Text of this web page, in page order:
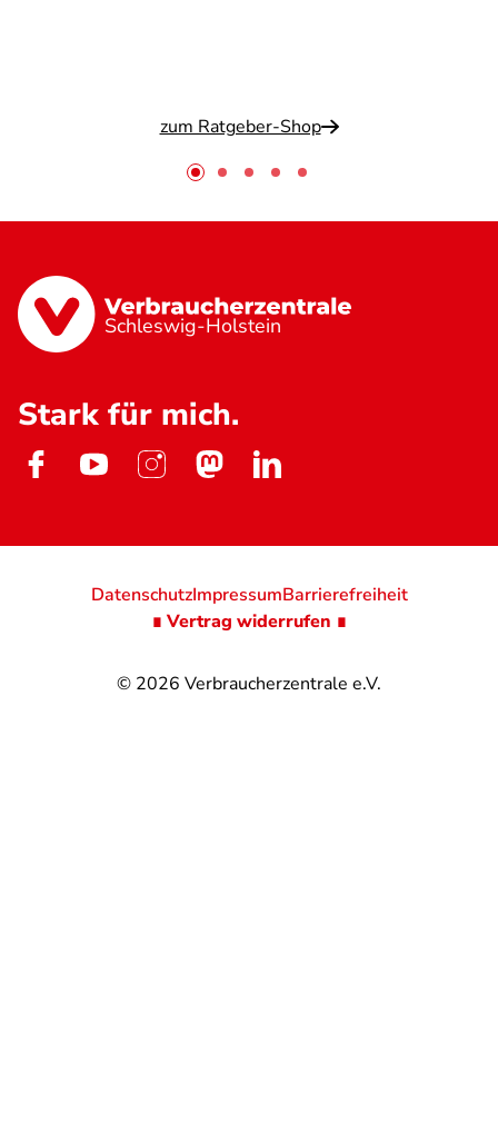
zum Ratgeber-Shop
Schleswig-Holstein
Stark für mich.
© 2026 Verbraucherzentrale e.V.
DatenschutzImpressumBarrierefreiheit
∎ Vertrag widerrufen ∎